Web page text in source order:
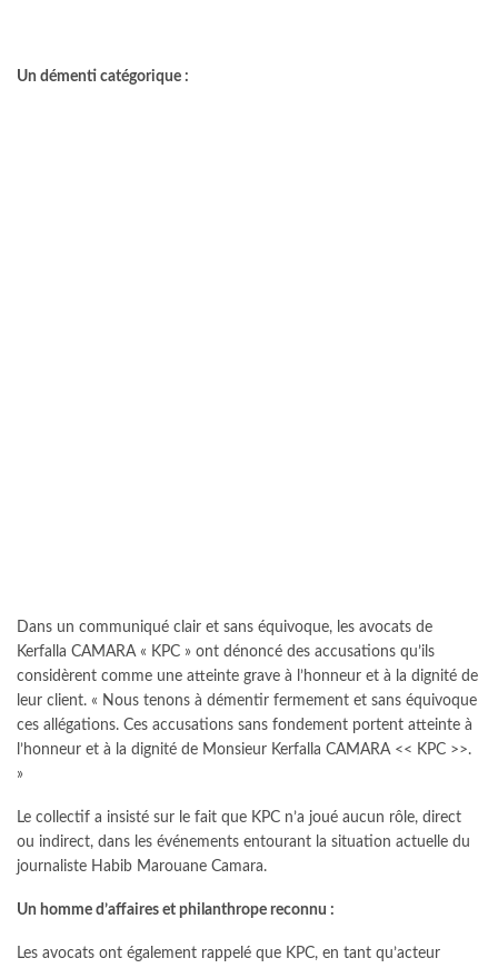
Un démenti catégorique :
Dans un communiqué clair et sans équivoque, les avocats de
Kerfalla CAMARA « KPC » ont dénoncé des accusations qu’ils
considèrent comme une atteinte grave à l’honneur et à la dignité de
leur client. « Nous tenons à démentir fermement et sans équivoque
ces allégations. Ces accusations sans fondement portent atteinte à
l’honneur et à la dignité de Monsieur Kerfalla CAMARA << KPC >>.
»
Le collectif a insisté sur le fait que KPC n’a joué aucun rôle, direct
ou indirect, dans les événements entourant la situation actuelle du
journaliste Habib Marouane Camara.
Un homme d’affaires et philanthrope reconnu :
Les avocats ont également rappelé que KPC, en tant qu’acteur